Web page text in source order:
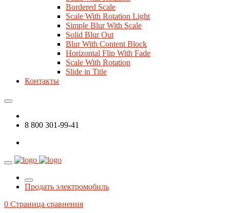
Bordered Scale
Scale With Rotation Light
Simple Blur With Scale
Solid Blur Out
Blur With Content Block
Horizontal Flip With Fade
Scale With Rotation
Slide in Title
Контакты
8 800 301-99-41
Продать электромобиль
0 Страница сравнения